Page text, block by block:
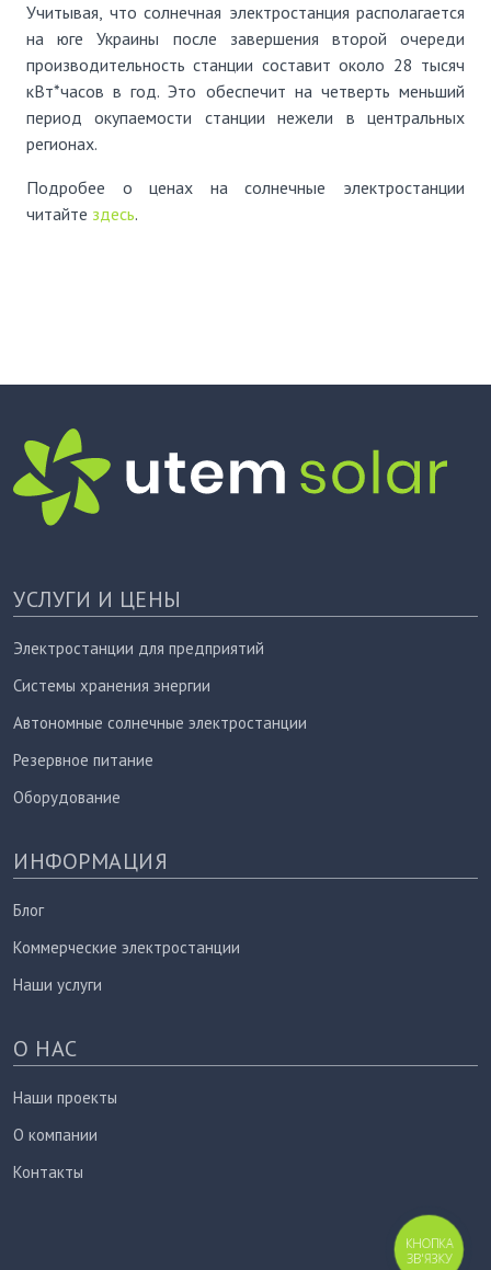
Учитывая, что солнечная электростанция располагается
на юге Украины после завершения второй очереди
производительность станции составит около 28 тысяч
кВт*часов в год. Это обеспечит на четверть меньший
период окупаемости станции нежели в центральных
регионах.
Подробее о ценах на солнечные электростанции
читайте здесь.
УСЛУГИ И ЦЕНЫ
Электростанции для предприятий
Системы хранения энергии
Автономные солнечные электростанции
Резервное питание
Оборудование
ИНФОРМАЦИЯ
Блог
Коммерческие электростанции
Наши услуги
О НАС
Наши проекты
О компании
Контакты
КНОПКА
ЗВ'ЯЗКУ